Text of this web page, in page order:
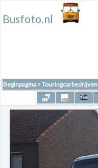
Busfoto.nl
Beginpagina >Touringcarbedrijven